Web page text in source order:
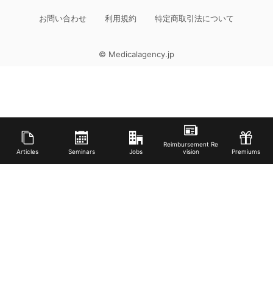
Articles Seminars Jobs
Reimbursement Re
vision
Premiums
お問い合わせ 利用規約 特定商取引法について
© Medicalagency.jp